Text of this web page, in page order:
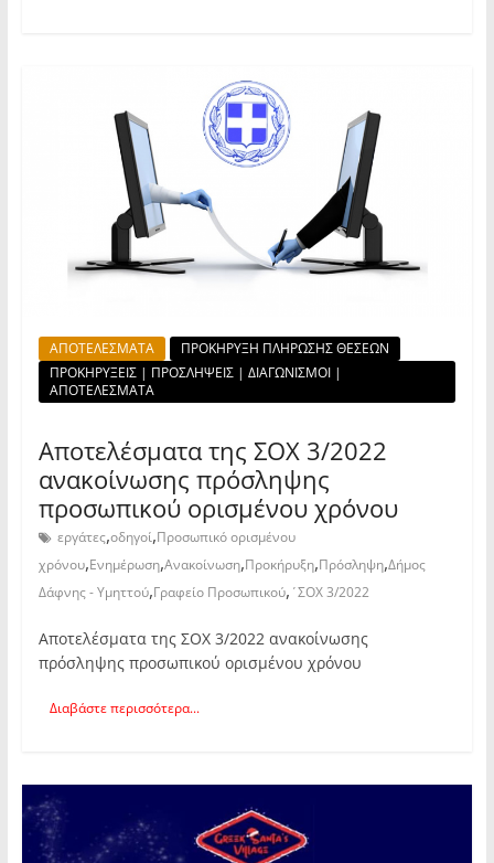
ΑΠΟΤΕΛΕΣΜΑΤΑ
ΠΡΟΚΗΡΥΞΗ ΠΛΗΡΩΣΗΣ ΘΕΣΕΩΝ
ΠΡΟΚΗΡΥΞΕΙΣ | ΠΡΟΣΛΗΨΕΙΣ | ΔΙΑΓΩΝΙΣΜΟΙ |
ΑΠΟΤΕΛΕΣΜΑΤΑ
Αποτελέσματα της ΣΟΧ 3/2022
ανακοίνωσης πρόσληψης
προσωπικού ορισμένου χρόνου
εργάτες,οδηγοί,Προσωπικό ορισμένου
χρόνου,Ενημέρωση,Ανακοίνωση,Προκήρυξη,Πρόσληψη,Δήμος
Δάφνης - Υμηττού,Γραφείο Προσωπικού, ΄ΣΟΧ 3/2022
Αποτελέσματα της ΣΟΧ 3/2022 ανακοίνωσης
πρόσληψης προσωπικού ορισμένου χρόνου
Διαβάστε περισσότερα...